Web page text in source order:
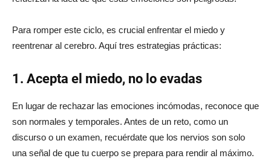
Para romper este ciclo, es crucial enfrentar el miedo y
reentrenar al cerebro. Aquí tres estrategias prácticas:
1. Acepta el miedo, no lo evadas
En lugar de rechazar las emociones incómodas, reconoce que
son normales y temporales. Antes de un reto, como un
discurso o un examen, recuérdate que los nervios son solo
una señal de que tu cuerpo se prepara para rendir al máximo.